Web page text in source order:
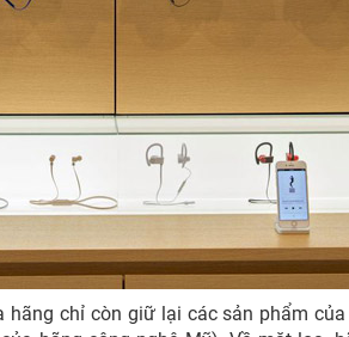
chỉ còn giữ lại các sản phẩm